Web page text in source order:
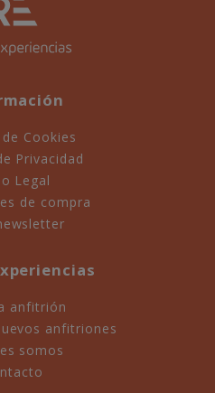
Cookies
Privacidad
Legal
de compra
anfitrión
anfitriones
somos